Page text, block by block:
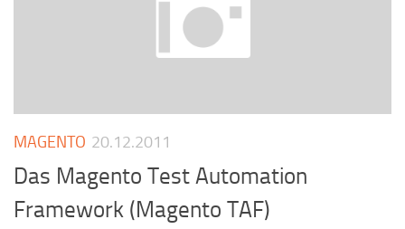
MAGENTO 20.12.2011
Das Magento Test Automation
Framework (Magento TAF)